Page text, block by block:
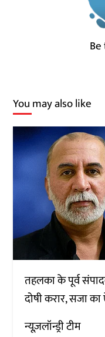
You may also like
तहलका के पूर्व
दोषी करार, सजा
न्यूज़लॉन्ड्री टीम